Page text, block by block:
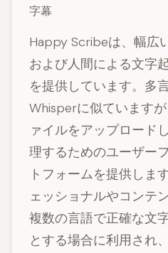
字幕
Happy Scribeは、幅広
および人間による文字
を提供しています。多
Whisperに似ています
ァイルをアップロード
理するためのユーザー
トフォームを提供しま
ェッショナルやコンテ
複数の言語で正確な文
とする場合に利用され